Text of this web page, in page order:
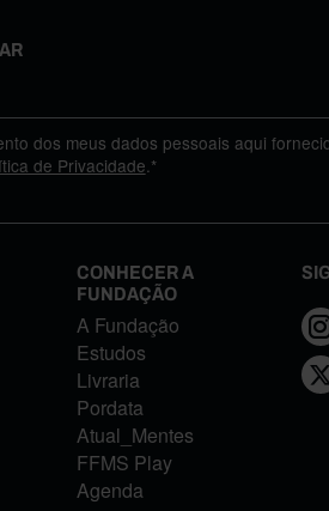
dos meus dados pessoais aqui
de Privacidade .*
CONHECER A
FUNDAÇÃO
A Fundação
Estudos
Livraria
Pordata
Atual_Mentes
FFMS Play
Agenda